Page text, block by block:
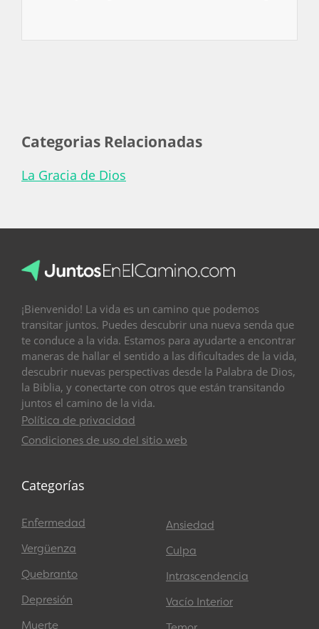
Categorias Relacionadas
La Gracia de Dios
¡Bienvenido! La vida es un camino que podemos
transitar juntos. Puedes descubrir una nueva senda que
te conduce a la vida. Estamos para ayudarte a encontrar
maneras de hallar el sentido a las dificultades de la vida,
descubrir nuevas perspectivas desde la Palabra de Dios,
la Biblia, y conectarte con otros que están transitando
juntos el camino de la vida.
Política de privacidad
Condiciones de uso del sitio web
Categorías
Enfermedad
Vergüenza
Quebranto
Depresión
Muerte
Ansiedad
Culpa
Intrascendencia
Vacío Interior